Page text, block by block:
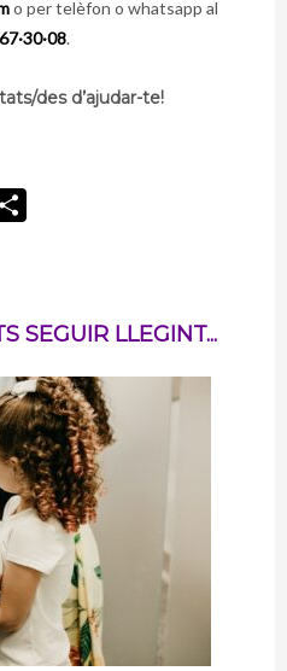
o per telèfon o whatsapp al
.
des d’ajudar-te!
SEGUIR LLEGINT...